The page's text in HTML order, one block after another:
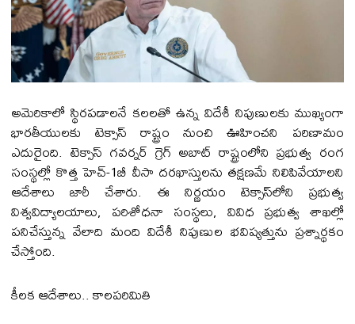
అమెరికాలో స్థిరపడాలనే కలలతో ఉన్న విదేశీ నిపుణులకు ముఖ్యంగా
భారతీయులకు టెక్సాస్ రాష్ట్రం నుంచి ఊహించని పరిణామం
ఎదురైంది. టెక్సాస్ గవర్నర్ గ్రెగ్ అబాట్ రాష్ట్రంలోని ప్రభుత్వ రంగ
సంస్థల్లో కొత్త హెచ్-1బీ వీసా దరఖాస్తులను తక్షణమే నిలిపివేయాలని
ఆదేశాలు జారీ చేశారు. ఈ నిర్ణయం టెక్సాస్‌లోని ప్రభుత్వ
విశ్వవిద్యాలయాలు, పరిశోధనా సంస్థలు, వివిధ ప్రభుత్వ శాఖల్లో
పనిచేస్తున్న వేలాది మంది విదేశీ నిపుణుల భవిష్యత్తును ప్రశ్నార్థకం
చేస్తోంది.
కీలక ఆదేశాలు.. కాలపరిమితి